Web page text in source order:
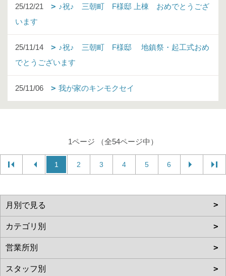
25/12/21
♪祝♪ 三朝町 F様邸 上棟 おめでとうござ
います
25/11/14
♪祝♪ 三朝町 F様邸 地鎮祭・起工式おめ
でとうございます
25/11/06 我が家のキンモクセイ
1ページ （全54ページ中）
1 2 3 4 5 6